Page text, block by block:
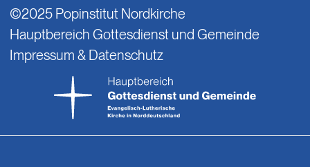
©2025 Popinstitut Nordkirche
Hauptbereich Gottesdienst und Gemeinde
Impressum & Datenschutz